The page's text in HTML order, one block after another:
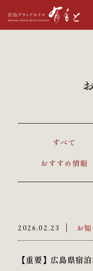
すべて
おすすめ情報
2026.02.23 お知
【重要】広島県宿